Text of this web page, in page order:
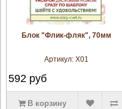
увеличить
Блок "Флик-фляк", 70мм
Артикул: X01
592руб
В корзину